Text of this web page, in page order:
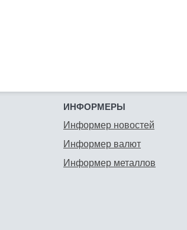
ИНФОРМЕРЫ
Информер новостей
Информер валют
Информер металлов